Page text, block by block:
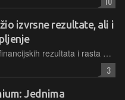
izvrsne rezultate, ali i
Nakon pozitivnih financijskih rezultata i rasta broja pretplatnika te optimističnih prognoza za sljedeću godinu dogodio se i rast cijena dionica, a Netflix je u sve to upakirao i podizanje cijena na nekim tržištima
3
Jednima